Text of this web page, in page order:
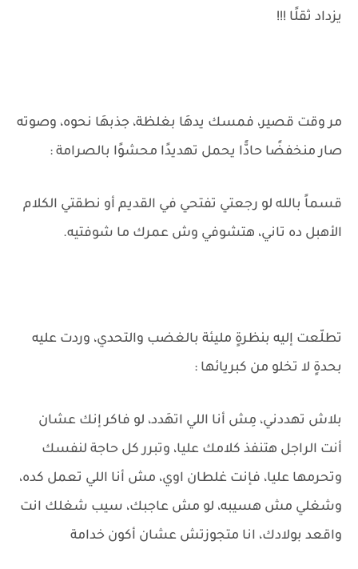
يزداد ثقلًا !!!
مر وقت قصير، فمسك يدهَا بغلظة، جذبهَا نحوه، وصوته
صار منخفضًا حادًّا يحمل تهديدًا محشوًا بالصرامة :
قسماً بالله لو رجعتي تفتحي في القديم أو نطقتي الكلام
الأهبل ده تاني، هتشوفي وش عمرك ما شوفتيه.
تطلّعت إليه بنظرةٍ مليئة بالغضب والتحدي، وردت عليه
بحدةٍ لا تخلو من كبريائها :
بلاش تهددني، مِش أنا اللي اتهَدد، لو فاكر إنك عشان
أنت الراجل هتنفذ كلامك عليا، وتبرر كل حاجة لنفسك
وتحرمها عليا، فإنت غلطان اوي، مش أنا اللي تعمل كده،
وشغلي مش هسيبه، لو مش عاجبك، سيب شغلك انت
واقعد بولادك، انا متجوزتش عشان أكون خدامة